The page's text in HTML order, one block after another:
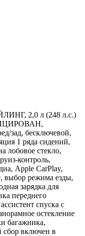
2,0 л (248 л.с.)
зад, бесключевой,
1 ряда сидений,
лобовое стекло,
контроль,
Apple CarPlay,
выбор режима езды,
зарядка для
переднего
спуска с
остекление
багажника,
включен в